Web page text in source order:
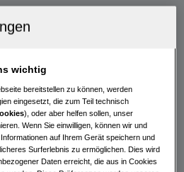
wichtig
bereitstellen zu können, werden
eingesetzt, die zum Teil technisch
), oder aber helfen sollen, unser
Wenn Sie einwilligen, können wir und
auf Ihrem Gerät speichern und
Surferlebnis zu ermöglichen. Dies wird
Daten erreicht, die aus in Cookies